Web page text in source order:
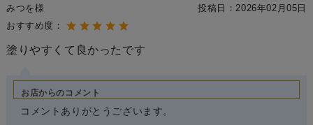
みつを様 投稿日：2026年02月05日
おすすめ度：
塗りやすくて良かったです
お店からのコメント
コメントありがとうございます。